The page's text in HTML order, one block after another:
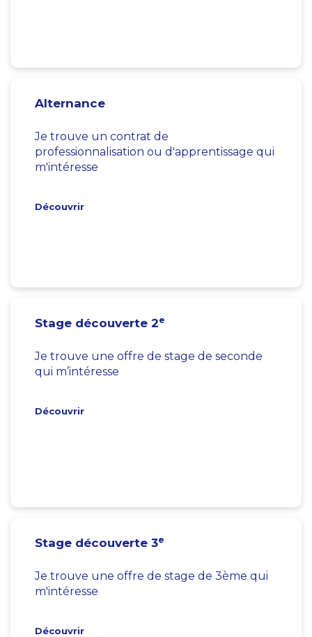
Alternance
Je trouve un contrat de
professionnalisation ou d'apprentissage qui
m'intéresse
Découvrir
Stage découverte 2e
Je trouve une offre de stage de seconde
qui m’intéresse
Découvrir
Stage découverte 3e
Je trouve une offre de stage de 3ème qui
m'intéresse
Découvrir